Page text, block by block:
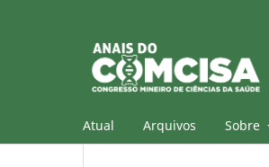
Atual Arquivos Sobre